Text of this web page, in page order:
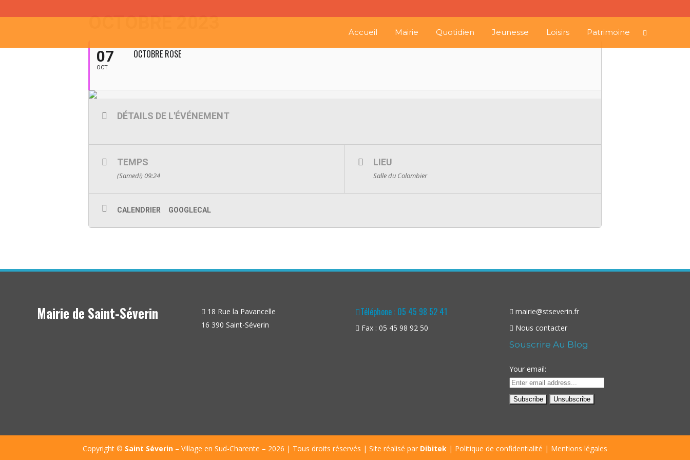
Accueil Mairie Quotidien Jeunesse Loisirs Patrimoine
OCTOBRE 2023
07
OCT
OCTOBRE ROSE
DÉTAILS DE L'ÉVÉNEMENT
TEMPS
(Samedi) 09:24
LIEU
Salle du Colombier
CALENDRIER GOOGLECAL
Mairie de Saint-Séverin
18 Rue la Pavancelle
16 390 Saint-Séverin
Téléphone : 05 45 98 52 41
Fax : 05 45 98 92 50
mairie@stseverin.fr
Nous contacter
Souscrire Au Blog
Your email:
Copyright © Saint Séverin – Village en Sud-Charente – 2026 | Tous droits réservés | Site réalisé par Dibitek | Politique de confidentialité | Mentions légales